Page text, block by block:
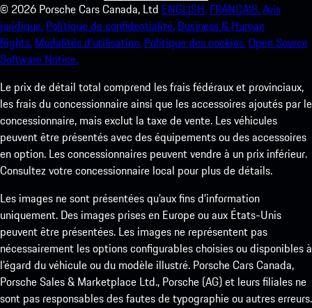
© 2026 Porsche Cars Canada, Ltd ENGLISH. FRANCAIS.Avis
juridique. Politique de confidentialité. Business & Human
Rights. Modalités d’utilisation. Politique des cookies.Open Source
Software Notice.
Le prix de détail total comprend les frais fédéraux et provinciaux,
les frais du concessionnaire ainsi que les accessoires ajoutés par le
concessionnaire, mais exclut la taxe de vente. Les véhicules
peuvent être présentés avec des équipements ou des accessoires
en option. Les concessionnaires peuvent vendre à un prix inférieur.
Consultez votre concessionnaire local pour plus de détails.
Les images ne sont présentées qu’aux fins d’information
uniquement. Des images prises en Europe ou aux États-Unis
peuvent être présentées. Les images ne représentent pas
nécessairement les options configurables choisies ou disponibles à
l’égard du véhicule ou du modèle illustré. Porsche Cars Canada,
Porsche Sales & Marketplace Ltd., Porsche (AG) et leurs filiales ne
sont pas responsables des fautes de typographie ou autres erreurs.